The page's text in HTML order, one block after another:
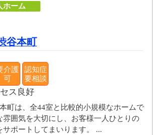
ホーム
谷本町
介護
可
認知症
要相談
ス良好
町は、全44室と比較的小規模なホームで
雰囲気を大切にし、お客様一人ひとりの
サポートしてまいります。 ...